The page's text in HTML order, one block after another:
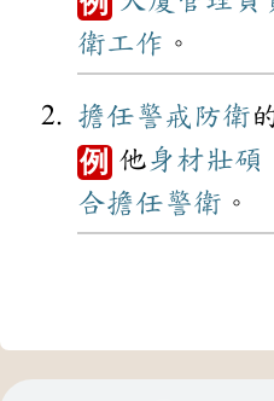
衛工作 。
擔任警戒 防衛
例 他身材壯碩
合擔任警衛 。